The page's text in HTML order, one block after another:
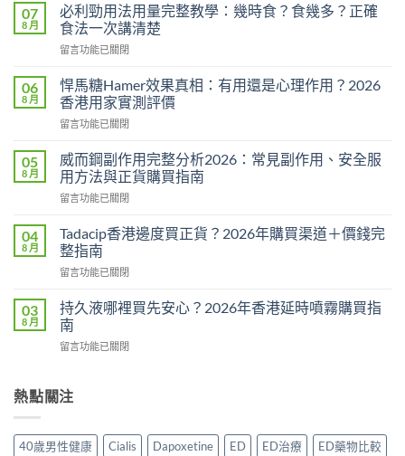
07
8 月
必利勁用法用量完整教學：幾時食？食幾多？正確
食法一次講清楚
在
利
勁
用
法
量
完
整
教
幾
時
食
多？
正
確
一
次
清
楚〉
留言功能已關閉
06
8 月
悍馬糖Hamer效果真相：有用還是心理作用？2026
香港用家實測評價
在
馬
糖
Hamer
效
真
相：
有
用
是
心
作
香
家
留言功能已關閉
05
8 月
威而鋼副作用完整分析2026：常見副作用、安全服
用方法與正貨購買指南
在
而
鋼
副
作
完
整
分
析
見
用、
留言功能已關閉
04
8 月
Tadacip香港邊度買正貨？2026年購買渠道＋價錢完
整指南
在
香
港
邊
度
貨？
購
留言功能已關閉
03
8 月
持久液哪裡買先安心？2026年香港延時噴霧購買指
南
在
液
哪
買
先
留言功能已關閉
熱點關注
40歲男性健康 Cialis Dapoxetine ED ED治療 ED藥物比較